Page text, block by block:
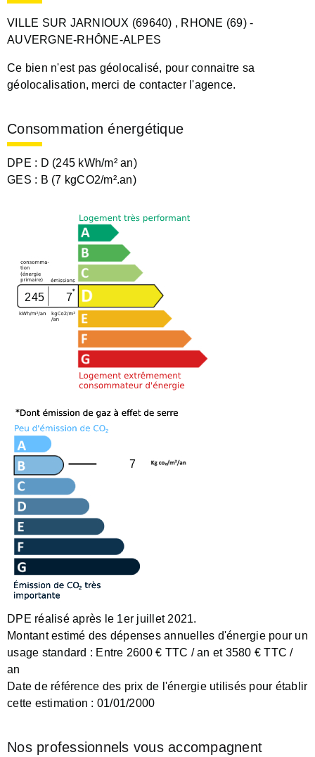
VILLE SUR JARNIOUX (69640) , RHONE (69) -
AUVERGNE-RHÔNE-ALPES
Ce bien n'est pas géolocalisé, pour connaitre sa
géolocalisation, merci de contacter l'agence.
Consommation énergétique
DPE : D (245 kWh/m² an)
GES : B (7 kgCO2/m².an)
245 7
7
DPE réalisé après le 1er juillet 2021.
Montant estimé des dépenses annuelles d'énergie pour un
usage standard : Entre 2600 € TTC / an et 3580 € TTC /
an
Date de référence des prix de l'énergie utilisés pour établir
cette estimation : 01/01/2000
Nos professionnels vous accompagnent